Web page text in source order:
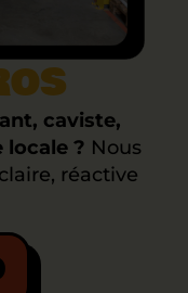
caviste,
locale ? Nous
réactive